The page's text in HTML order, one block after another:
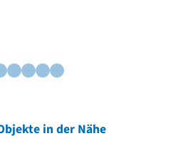
in der Nähe